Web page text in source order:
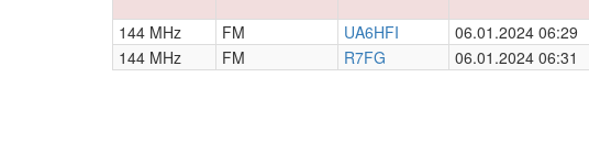
144 MHz FM UA6HFI 06.01.2024 06:29
144 MHz
FM R7FG 06.01.2024 06:31